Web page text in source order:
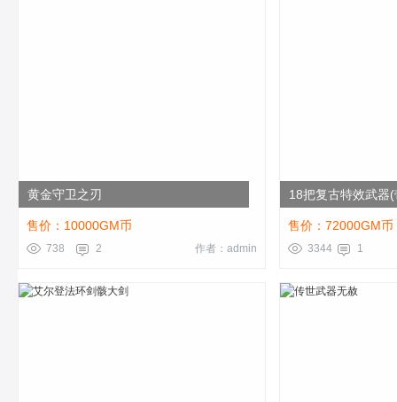
黄金守卫之刃
售价：10000GM币
738 2 作者：admin
18把复古特效武器
售价：72000GM币
3344 1